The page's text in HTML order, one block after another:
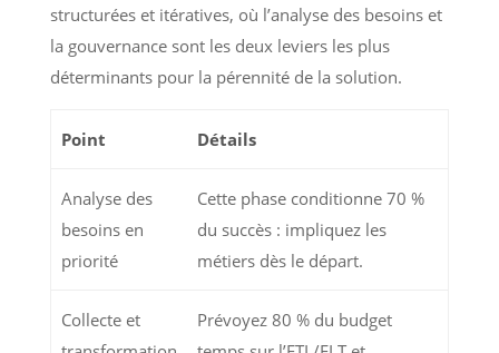
structurées et itératives, où l’analyse des besoins et
la gouvernance sont les deux leviers les plus
déterminants pour la pérennité de la solution.
Point Détails
Analyse des
besoins en
priorité
Cette phase conditionne 70 %
du succès : impliquez les
métiers dès le départ.
Collecte et
Prévoyez 80 % du budget